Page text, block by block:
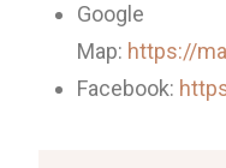
Google
Map: https://
Facebook: